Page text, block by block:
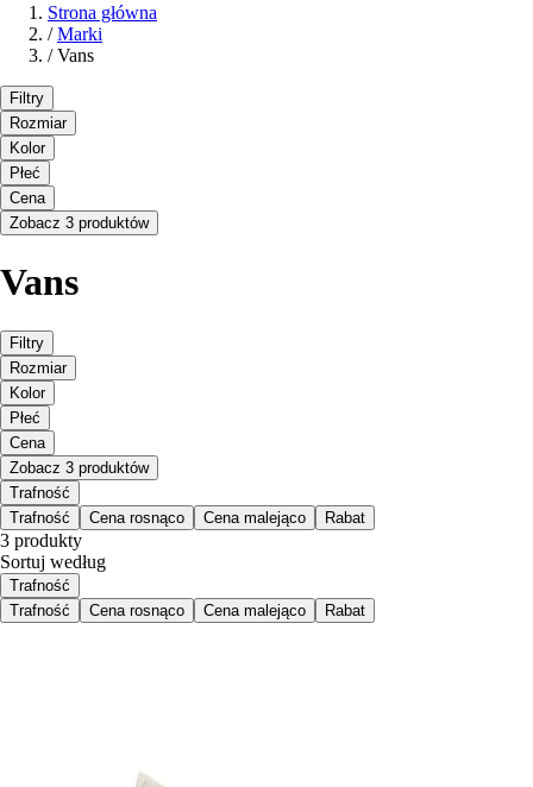
Strona główna
/ Marki
/ Vans
Filtry
Rozmiar
Kolor
Płeć
Cena
Zobacz 3 produktów
Vans
Filtry
Rozmiar
Kolor
Płeć
Cena
Zobacz 3 produktów
Trafność
Trafność
Cena rosnąco Cena malejąco Rabat
3 produkty
Sortuj według
Trafność
Trafność
Cena rosnąco Cena malejąco Rabat